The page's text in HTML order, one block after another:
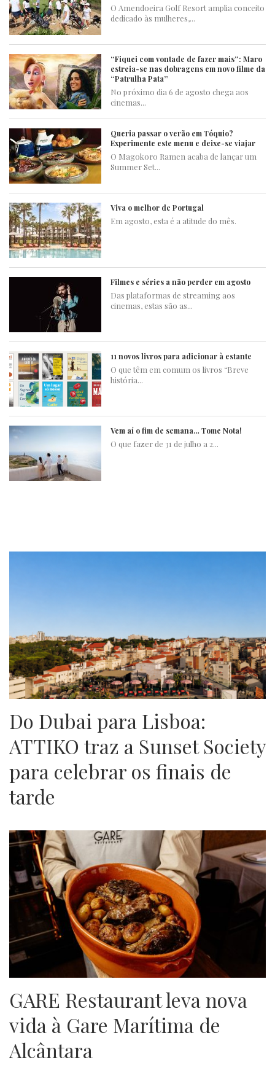
O Amendoeira Golf Resort amplia conceito
dedicado às mulheres,...
“Fiquei com vontade de fazer mais”: Maro
estreia-se nas dobragens em novo filme da
“Patrulha Pata”
No próximo dia 6 de agosto chega aos
cinemas...
Queria passar o verão em Tóquio?
Experimente este menu e deixe-se viajar
O Magokoro Ramen acaba de lançar um
Summer Set...
Viva o melhor de Portugal
Em agosto, esta é a atitude do mês.
Filmes e séries a não perder em agosto
Das plataformas de streaming aos
cinemas, estas são as...
11 novos livros para adicionar à estante
O que têm em comum os livros “Breve
história...
Vem aí o fim de semana… Tome Nota!
O que fazer de 31 de julho a 2...
Do Dubai para Lisboa:
ATTIKO traz a Sunset Society
para celebrar os finais de
tarde
GARE Restaurant leva nova
vida à Gare Marítima de
Alcântara